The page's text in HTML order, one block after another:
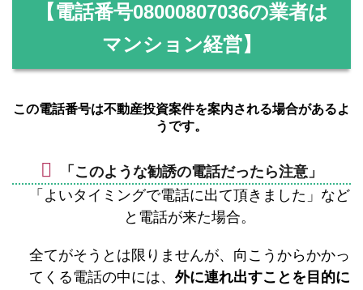
【電話番号08000807036の業者は
マンション経営】
この電話番号は不動産投資案件を案内される場合があるよ
うです。
「このような勧誘の電話だったら注意」
「よいタイミングで電話に出て頂きました」など
と電話が来た場合。
全てがそうとは限りませんが、向こうからかかっ
てくる電話の中には、 外に連れ出すことを目的に